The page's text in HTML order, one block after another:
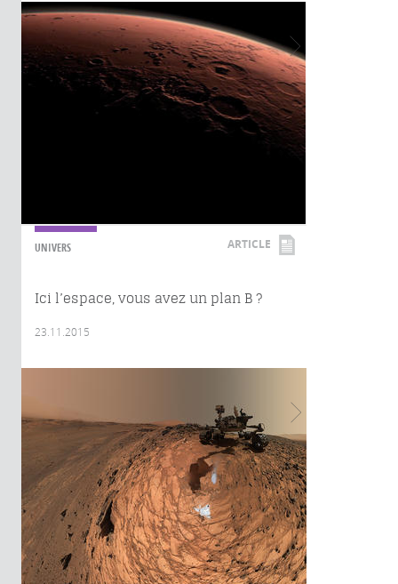
UNIVERS ARTICLE
Ici l’espace, vous avez un plan B ?
23.11.2015